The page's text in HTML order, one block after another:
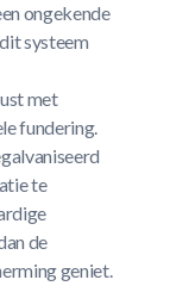
ongekende
systeem
met
fundering.
te
de
geniet.